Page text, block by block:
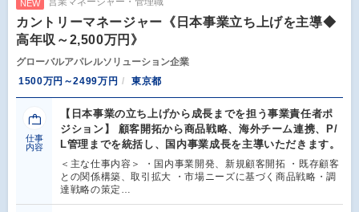
NEW
カントリーマネージャー《日本事業立ち上げを主導◆
高年収～2,500万円》
グローバルアパレルソリューション企業
1500万円～2499万円
東京都
仕事
内容
【日本事業の立ち上げから成長までを担う事業責任者ポ
ジション】 顧客開拓から商品戦略、海外チーム連携、P/
L管理までを統括し、国内事業成長を主導いただきます。
＜主な仕事内容＞ ・国内事業開発、新規顧客開拓 ・既存顧客
との関係構築、取引拡大 ・市場ニーズに基づく商品戦略・調
達戦略の策定…